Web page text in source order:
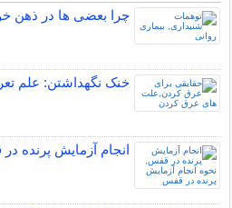
چرا بعضی ها در ذهن
خنک نگهداشتن: علم
انجام آزمایش پرنده